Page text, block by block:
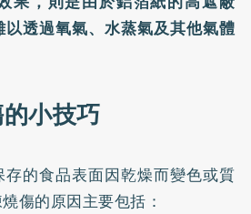
透過氧氣、水蒸氣及其他氣體
小技巧
的食品表面因乾燥而變色或質
傷的原因主要包括：